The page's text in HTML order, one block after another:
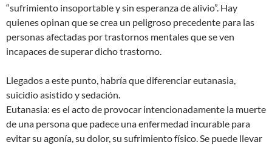
“sufrimiento insoportable y sin esperanza de alivio”. Hay
quienes opinan que se crea un peligroso precedente para las
personas afectadas por trastornos mentales que se ven
incapaces de superar dicho trastorno.
Llegados a este punto, habría que diferenciar eutanasia,
suicidio asistido y sedación.
Eutanasia: es el acto de provocar intencionadamente la muerte
de una persona que padece una enfermedad incurable para
evitar su agonía, su dolor, su sufrimiento físico. Se puede llevar